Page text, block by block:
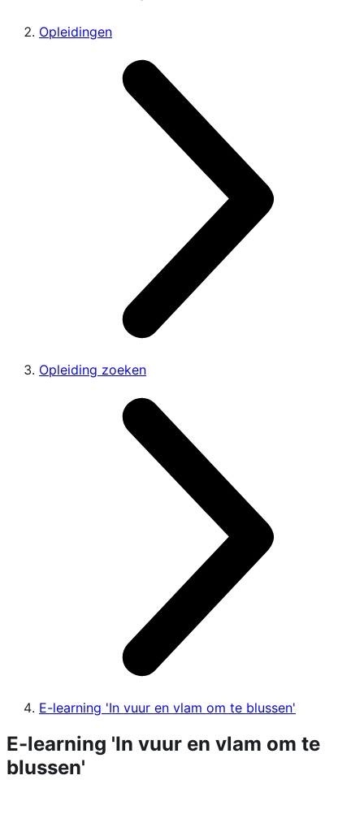
Opleidingen
Opleiding zoeken
E-learning 'In vuur en vlam om te blussen'
E-learning 'In vuur en vlam om te
blussen'